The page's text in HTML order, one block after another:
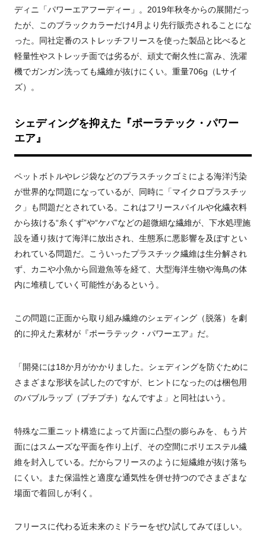
ディニ「パワーエアフーディー」。2019年秋冬からの展開だっ
たが、このブラックカラーだけ4月より先行販売されることにな
った。同社定番のストレッチフリースを使った製品と比べると
軽量性やストレッチ面では劣るが、頑丈で耐久性に富み、洗濯
機でガンガン洗っても繊維が抜けにくい。重量706g（Lサイ
ズ）。
シェディングを抑えた『ポーラテック・パワー
エア』
ペットボトルやレジ袋などのプラスチックゴミによる海洋汚染
が世界的な問題になっているが、同時に「マイクロプラスチッ
ク」も問題だとされている。これはフリースパイルや化繊衣料
から抜ける“糸くず”や“ケバ”などの超微細な繊維が、下水処理施
設を通り抜けて海洋に放出され、生態系に悪影響を及ぼすとい
われている問題だ。こういったプラスチック繊維は生分解され
ず、カニや小魚から回遊魚等を経て、大型海洋生物や海鳥の体
内に堆積していく可能性があるという。
この問題に正面から取り組み繊維のシェディング（脱落）を劇
的に抑えた素材が『ポーラテック・パワーエア』だ。
「開発には18か月がかかりました。シェディングを防ぐために
さまざまな形状を試したのですが、ヒントになったのは梱包用
のバブルラップ（プチプチ）なんですよ」と同社はいう。
特殊な二重ニット構造によって片面に凸型の膨らみを、もう片
面にはスムーズな平面を作り上げ、その空間にポリエステル繊
維を封入している。だからフリースのように短繊維が抜け落ち
にくい。また保温性と適度な通気性を併せ持つのでさまざまな
場面で着回しが利く。
フリースに代わる近未来のミドラーをぜひ試してみてほしい。